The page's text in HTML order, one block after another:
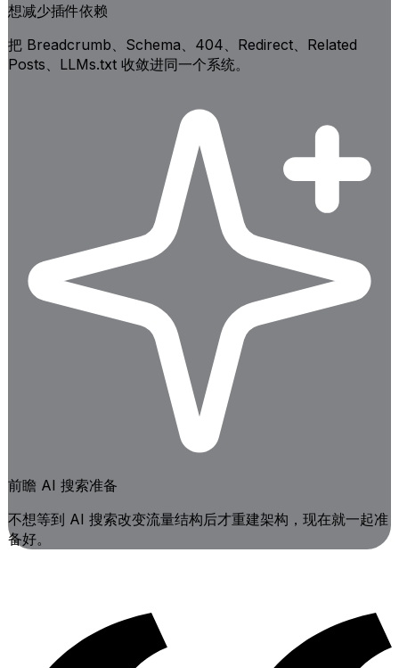
想减少插件依赖
把 Breadcrumb、Schema、404、Redirect、Related
Posts、LLMs.txt 收敛进同一个系统。
前瞻 AI 搜索准备
不想等到 AI 搜索改变流量结构后才重建架构，现在就一起准
备好。